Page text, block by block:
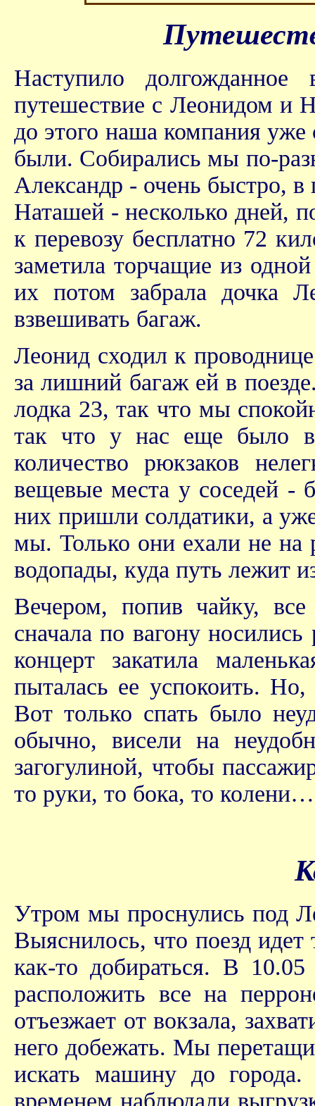
Наступило
путешествие с Леонидом и
до этого наша компания
были. Собирались мы по-
Александр - очень быстро,
Наташей - несколько дней,
к перевозу бесплатно 72
заметила торчащие из
их потом забрала дочка
взвешивать багаж.
Леонид сходил к
за лишний багаж ей в
лодка 23, так что мы
так что у нас еще было
количество рюкзаков
вещевые места у соседей -
них пришли солдатики, а
мы. Только они ехали не на
водопады, куда путь лежит
Вечером, попив чайку, все
сначала по вагону
концерт закатила
пыталась ее успокоить.
Вот только спать было
обычно, висели на
загогулиной, чтобы
то руки, то бока, то
Утром мы проснулись под
Выяснилось, что поезд идет
как-то добираться. В
расположить все на
отъезжает от вокзала,
него добежать. Мы
искать машину до
временем наблюдали